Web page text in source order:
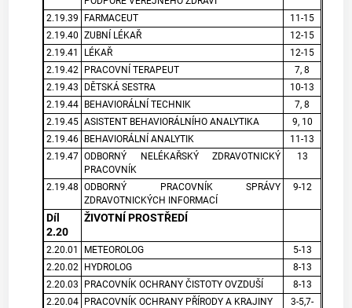
2.19.39
FARMACEUT
11-15
2.19.40 ZUBNÍ LÉKAŘ
12-15
2.19.41
LÉKAŘ
12-15
2.19.42
PRACOVNÍ TERAPEUT
7, 8
2.19.43
DĚTSKÁ SESTRA
10-13
2.19.44 BEHAVIORÁLNÍ TECHNIK
7, 8
2.19.45 ASISTENT BEHAVIORÁLNÍHO ANALYTIKA
9, 10
2.19.46 BEHAVIORÁLNÍ ANALYTIK
11-13
2.19.47 ODBORNÝ NELÉKAŘSKÝ ZDRAVOTNICKÝ
PRACOVNÍK
13
2.19.48 ODBORNÝ PRACOVNÍK SPRÁVY
ZDRAVOTNICKÝCH INFORMACÍ
9-12
Díl
2.20
ŽIVOTNÍ PROSTŘEDÍ
2.20.01 METEOROLOG
5-13
2.20.02
HYDROLOG
8-13
2.20.03
PRACOVNÍK OCHRANY ČISTOTY OVZDUŠÍ
8-13
2.20.04 PRACOVNÍK OCHRANY PŘÍRODY A KRAJINY
3-5,7-